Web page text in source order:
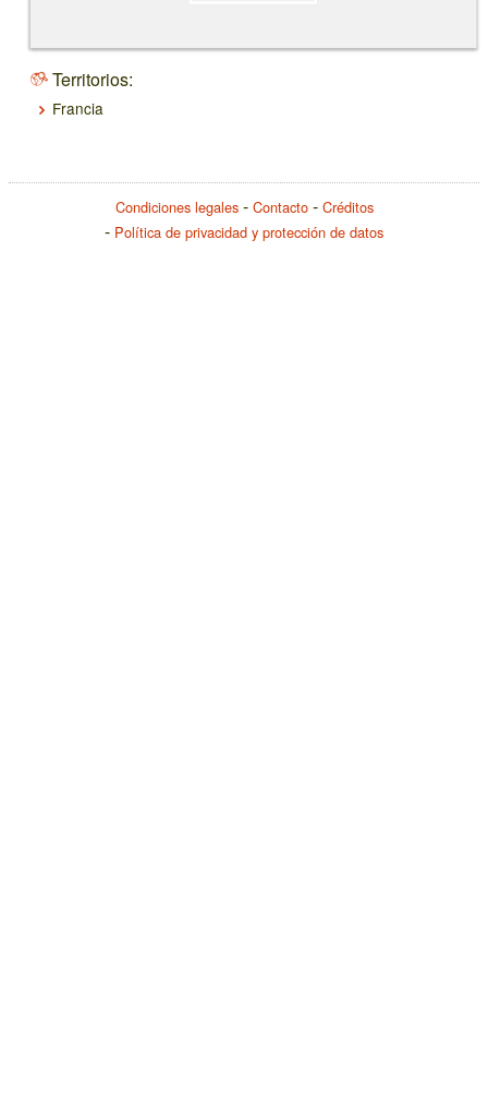
Territorios:
Francia
Condiciones legales Contacto
Créditos
Política de privacidad y protección de datos